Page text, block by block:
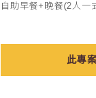
自助早餐+晚餐(2人一
此專